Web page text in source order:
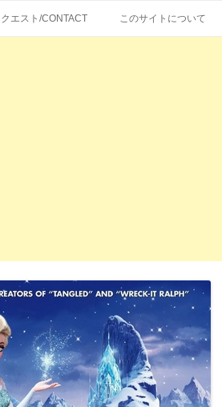
| 洋楽歌詞の和訳、
クエスト/CONTACT このサイトについて